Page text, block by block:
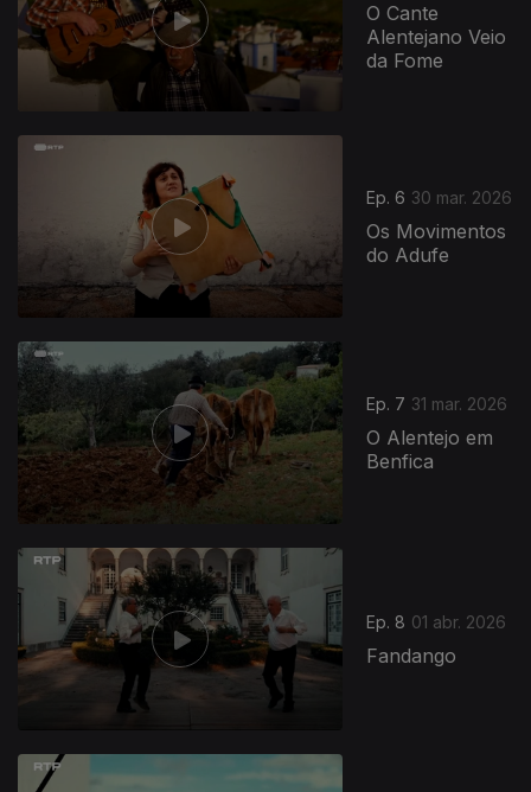
O Cante
Alentejano Veio
da Fome
Ep. 6 30 mar. 2026
Os Movimentos
do Adufe
Ep. 7 31 mar. 2026
O Alentejo em
Benfica
Ep. 8 01 abr. 2026
Fandango